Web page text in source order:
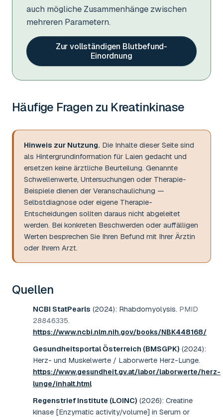
auch mögliche Zusammenhänge zwischen
mehreren Parametern.
Zur vollständigen Blutbefund-
Einordnung
Häufige Fragen zu Kreatinkinase
Hinweis zur Nutzung. Die Inhalte dieser Seite sind
als Hintergrundinformation für Laien gedacht und
ersetzen keine ärztliche Beurteilung. Genannte
Schwellenwerte, Untersuchungen oder Therapie-
Beispiele dienen der Veranschaulichung —
Selbstdiagnose oder eigene Therapie-
Entscheidungen sollten daraus nicht abgeleitet
werden. Bei konkreten Beschwerden oder auffälligen
Werten besprechen Sie Ihren Befund mit Ihrer Ärztin
oder Ihrem Arzt.
Quellen
NCBI StatPearls (2024): Rhabdomyolysis. PMID
28846335.
https://www.ncbi.nlm.nih.gov/books/NBK448168/
Gesundheitsportal Österreich (BMSGPK) (2024):
Herz- und Muskelwerte / Laborwerte Herz-Lunge.
https://www.gesundheit.gv.at/labor/laborwerte/herz-
lunge/inhalt.html
Regenstrief Institute (LOINC) (2026): Creatine
kinase [Enzymatic activity/volume] in Serum or